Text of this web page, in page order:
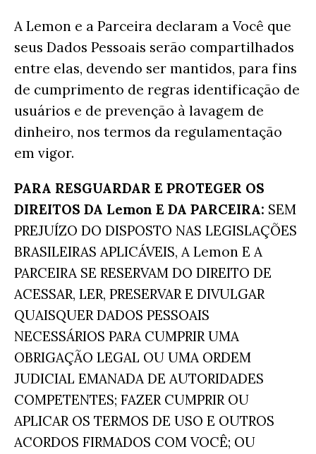
A Lemon e a Parceira declaram a Você que
seus Dados Pessoais serão compartilhados
entre elas, devendo ser mantidos, para fins
de cumprimento de regras identificação de
usuários e de prevenção à lavagem de
dinheiro, nos termos da regulamentação
em vigor.
PARA RESGUARDAR E PROTEGER OS
DIREITOS DA Lemon E DA PARCEIRA: SEM
PREJUÍZO DO DISPOSTO NAS LEGISLAÇÕES
BRASILEIRAS APLICÁVEIS, A Lemon E A
PARCEIRA SE RESERVAM DO DIREITO DE
ACESSAR, LER, PRESERVAR E DIVULGAR
QUAISQUER DADOS PESSOAIS
NECESSÁRIOS PARA CUMPRIR UMA
OBRIGAÇÃO LEGAL OU UMA ORDEM
JUDICIAL EMANADA DE AUTORIDADES
COMPETENTES; FAZER CUMPRIR OU
APLICAR OS TERMOS DE USO E OUTROS
ACORDOS FIRMADOS COM VOCÊ; OU